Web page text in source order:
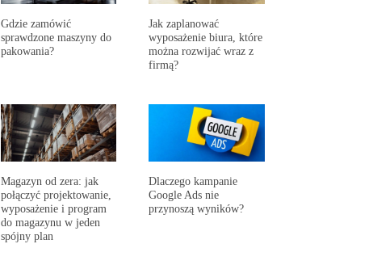
Gdzie zamówić
sprawdzone maszyny do
pakowania?
Jak zaplanować
wyposażenie biura, które
można rozwijać wraz z
firmą?
Magazyn od zera: jak
połączyć projektowanie,
wyposażenie i program
do magazynu w jeden
spójny plan
Dlaczego kampanie
Google Ads nie
przynoszą wyników?